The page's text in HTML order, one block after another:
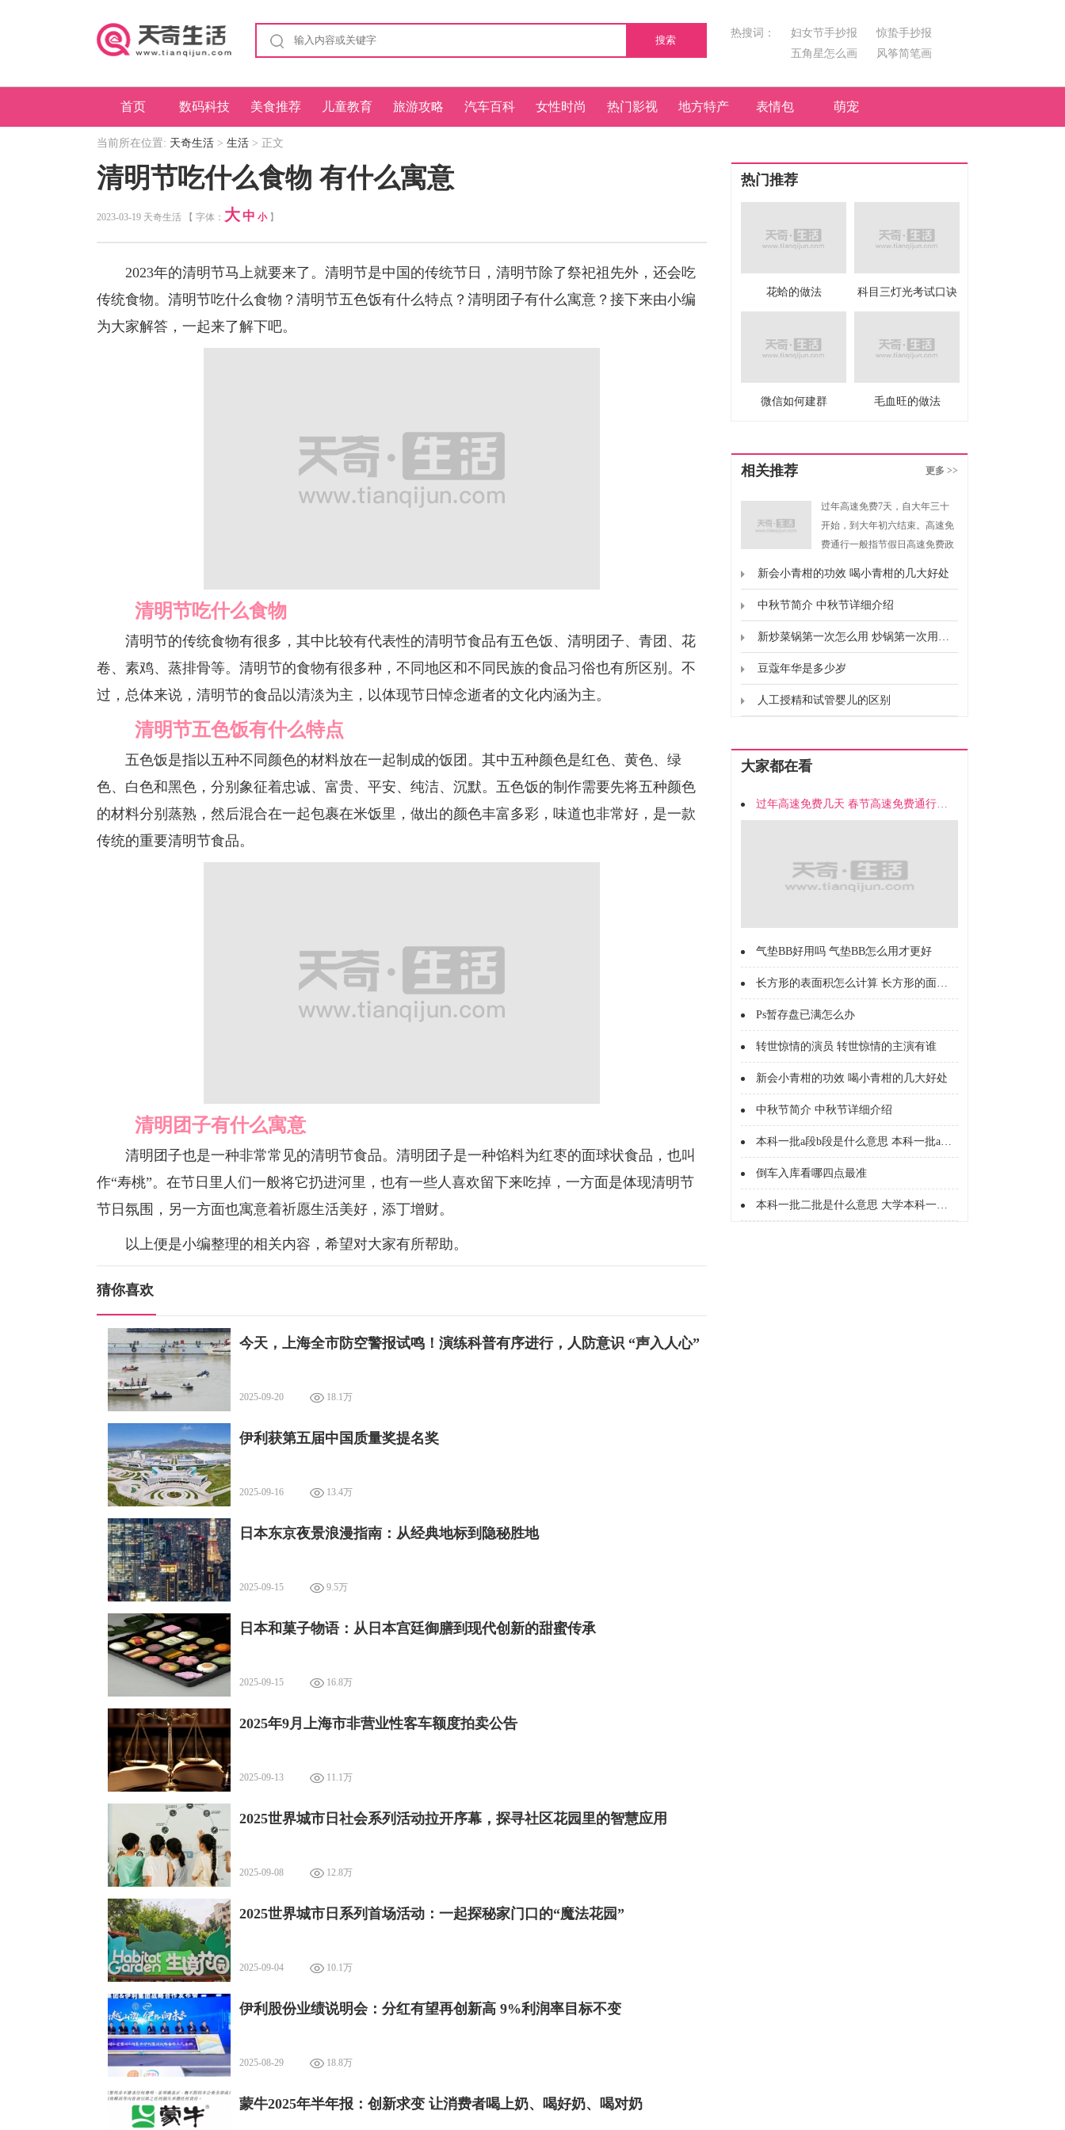
搜索
热搜词： 妇女节手抄报
惊蛰手抄报
五角星怎么画
风筝简笔画
首页 数码科技 美食推荐 儿童教育 旅游攻略 汽车百科 女性时尚 热门影视 地方特产 表情包 萌宠
当前所在位置: 天奇生活 > 生活 > 正文
清明节吃什么食物 有什么寓意
2023-03-19 天奇生活 【 字体： 大 中 小】
2023年的清明节马上就要来了。清明节是中国的传统节日，清明节除了祭祀祖先外，还会吃
传统食物。清明节吃什么食物？清明节五色饭有什么特点？清明团子有什么寓意？接下来由小编
为大家解答，一起来了解下吧。
清明节吃什么食物
清明节的传统食物有很多，其中比较有代表性的清明节食品有五色饭、清明团子、青团、花
卷、素鸡、蒸排骨等。清明节的食物有很多种，不同地区和不同民族的食品习俗也有所区别。不
过，总体来说，清明节的食品以清淡为主，以体现节日悼念逝者的文化内涵为主。
清明节五色饭有什么特点
五色饭是指以五种不同颜色的材料放在一起制成的饭团。其中五种颜色是红色、黄色、绿
色、白色和黑色，分别象征着忠诚、富贵、平安、纯洁、沉默。五色饭的制作需要先将五种颜色
的材料分别蒸熟，然后混合在一起包裹在米饭里，做出的颜色丰富多彩，味道也非常好，是一款
传统的重要清明节食品。
清明团子有什么寓意
清明团子也是一种非常常见的清明节食品。清明团子是一种馅料为红枣的面球状食品，也叫
作“寿桃”。在节日里人们一般将它扔进河里，也有一些人喜欢留下来吃掉，一方面是体现清明节
节日氛围，另一方面也寓意着祈愿生活美好，添丁增财。
以上便是小编整理的相关内容，希望对大家有所帮助。
猜你喜欢
今天，上海全市防空警报试鸣！演练科普有序进行，人防意识 “声入人心”
2025-09-20 18.1万
伊利获第五届中国质量奖提名奖
2025-09-16 13.4万
日本东京夜景浪漫指南：从经典地标到隐秘胜地
2025-09-15 9.5万
日本和菓子物语：从日本宫廷御膳到现代创新的甜蜜传承
2025-09-15 16.8万
2025年9月上海市非营业性客车额度拍卖公告
2025-09-13 11.1万
2025世界城市日社会系列活动拉开序幕，探寻社区花园里的智慧应用
2025-09-08 12.8万
2025世界城市日系列首场活动：一起探秘家门口的“魔法花园”
2025-09-04 10.1万
伊利股份业绩说明会：分红有望再创新高 9%利润率目标不变
2025-08-29 18.8万
蒙牛2025年半年报：创新求变 让消费者喝上奶、喝好奶、喝对奶
热门推荐
花蛤的做法 科目三灯光考试口诀
微信如何建群 毛血旺的做法
相关推荐 更多 >>
过年高速免费7天，自大年三十
开始，到大年初六结束。高速免
费通行一般指节假日高速免费政
假日免收小型客车通行费实施方
案》规定，高速免费通行的时间
为春节、清明节、劳动节、国庆
上述法定节假日连休日。
新会小青柑的功效 喝小青柑的几大好处
中秋节简介 中秋节详细介绍
新炒菜锅第一次怎么用 炒锅第一次用要怎么弄
豆蔻年华是多少岁
人工授精和试管婴儿的区别
大家都在看
过年高速免费几天 春节高速免费通行时间
气垫BB好用吗 气垫BB怎么用才更好
长方形的表面积怎么计算 长方形的面积怎么计算的
Ps暂存盘已满怎么办
转世惊情的演员 转世惊情的主演有谁
新会小青柑的功效 喝小青柑的几大好处
中秋节简介 中秋节详细介绍
本科一批a段b段是什么意思 本科一批a段b段什么意思
倒车入库看哪四点最准
本科一批二批是什么意思 大学本科一批二批是什么意思